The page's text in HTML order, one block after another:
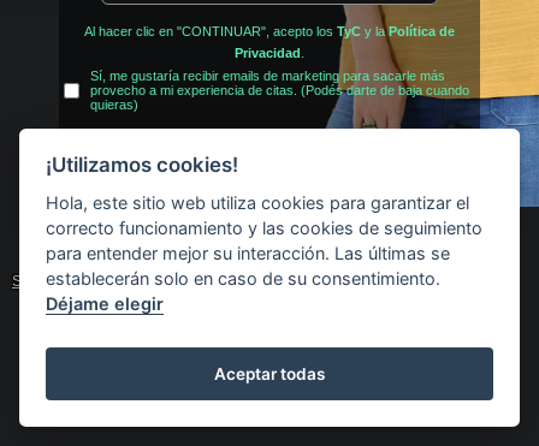
Al hacer clic en "CONTINUAR", acepto los TyC y laPolítica de
Privacidad
Sí, me gustaría recibir emails de marketing para sacarle más
provecho a mi experiencia de citas. (Podés darte de baja cuando
quieras)
¿Ya tienes una cuenta?
© 2017 - 2026 madurasdivinas.com
Soporte técnico
Impressum T&C Política de privacidad
¡Utilizamos cookies!
Hola, este sitio web utiliza cookies para garantizar el
correcto funcionamiento y las cookies de seguimiento
para entender mejor su interacción. Las últimas se
establecerán solo en caso de su consentimiento.
Déjame elegir
Aceptar todas